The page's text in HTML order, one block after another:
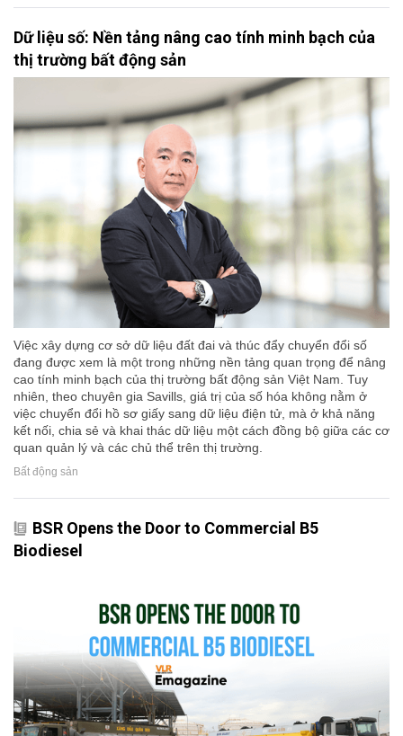
Dữ liệu số: Nền tảng nâng cao tính minh bạch của
thị trường bất động sản
Việc xây dựng cơ sở dữ liệu đất đai và thúc đẩy chuyển đổi số
đang được xem là một trong những nền tảng quan trọng để nâng
cao tính minh bạch của thị trường bất động sản Việt Nam. Tuy
nhiên, theo chuyên gia Savills, giá trị của số hóa không nằm ở
việc chuyển đổi hồ sơ giấy sang dữ liệu điện tử, mà ở khả năng
kết nối, chia sẻ và khai thác dữ liệu một cách đồng bộ giữa các cơ
quan quản lý và các chủ thể trên thị trường.
Bất động sản
BSR Opens the Door to Commercial B5
Biodiesel